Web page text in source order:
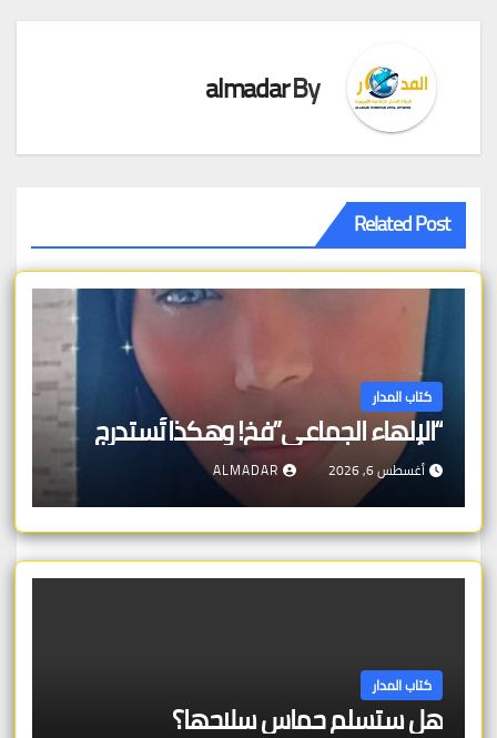
By
almadar
Related Post
كتاب المدار
“الإلهاء الجماعي”فخ! وهكذا تُستدرج
أغسطس 6, 2026 ALMADAR
كتاب المدار
هل ستسلم حماس سلاحها؟